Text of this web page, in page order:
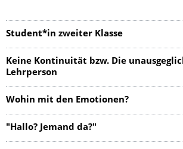
Student*in zweiter Klasse
Keine Kontinuität bzw. Die
Lehrperson
Wohin mit den Emotionen?
"Hallo? Jemand da?"